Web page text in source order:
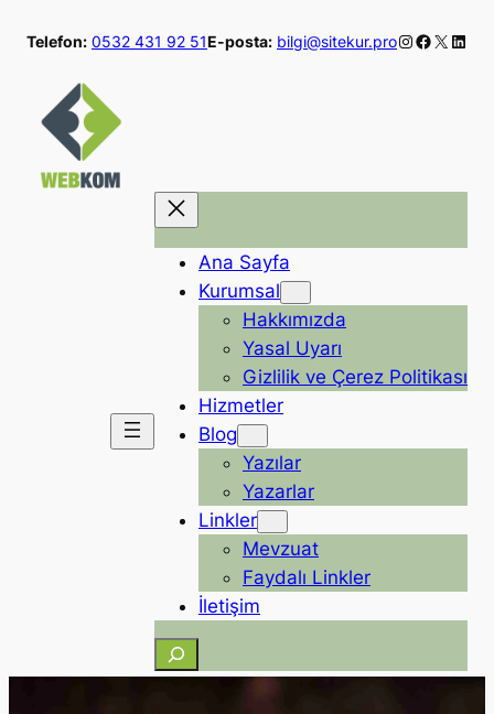
geç
Telefon: 0532 431 92 51E-posta: bilgi@sitekur.proInstagram
X
Ana Sayfa
Kurumsal
Hakkımızda
Yasal Uyarı
Gizlilik ve Çerez Politikası
Hizmetler
Blog
Yazılar
Yazarlar
Linkler
Mevzuat
Faydalı Linkler
İletişim
Ara